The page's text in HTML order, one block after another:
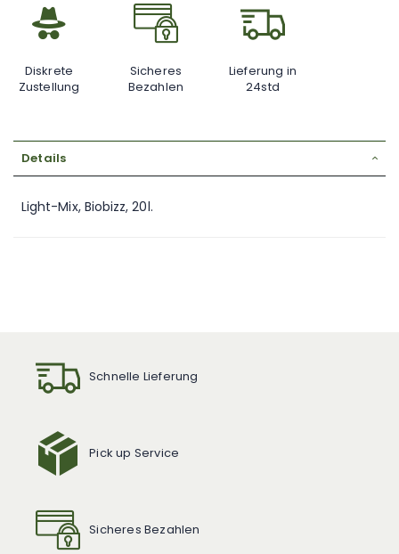
Diskrete
Zustellung
Sicheres
Bezahlen
Lieferung in
24std
Details
Light-Mix, Biobizz, 20l.
Schnelle Lieferung
Pick up Service
Sicheres Bezahlen